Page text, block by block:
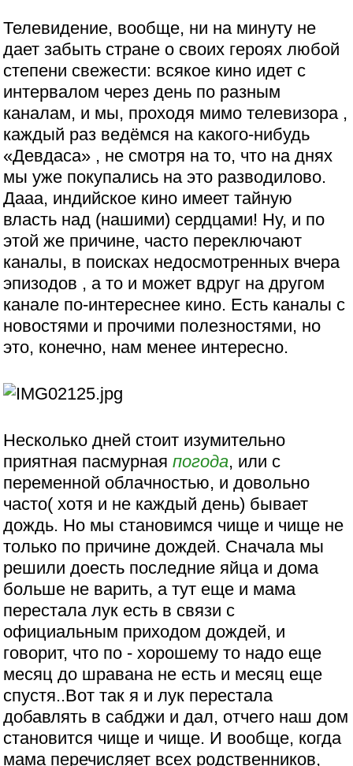
Телевидение, вообще, ни на минуту не
дает забыть стране о своих героях любой
степени свежести: всякое кино идет с
интервалом через день по разным
каналам, и мы, проходя мимо телевизора ,
каждый раз ведёмся на какого-нибудь
«Девдаса» , не смотря на то, что на днях
мы уже покупались на это разводилово.
Дааа, индийское кино имеет тайную
власть над (нашими) сердцами! Ну, и по
этой же причине, часто переключают
каналы, в поисках недосмотренных вчера
эпизодов , а то и может вдруг на другом
канале по-интереснее кино. Есть каналы с
новостями и прочими полезностями, но
это, конечно, нам менее интересно.
Несколько дней стоит изумительно
приятная пасмурнаяпогода, или с
переменной облачностью, и довольно
часто( хотя и не каждый день) бывает
дождь. Но мы становимся чище и чище не
только по причине дождей. Сначала мы
решили доесть последние яйца и дома
больше не варить, а тут еще и мама
перестала лук есть в связи с
официальным приходом дождей, и
говорит, что по - хорошему то надо еще
месяц до шравана не есть и месяц еще
спустя..Вот так я и лук перестала
добавлять в сабджи и дал, отчего наш дом
становится чище и чище. И вообще, когда
мама перечисляет всех родственников,